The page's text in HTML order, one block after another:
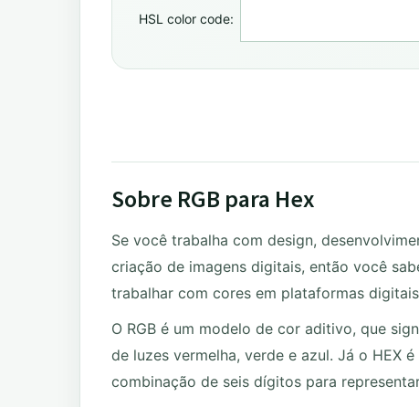
HSL color code:
Sobre RGB para Hex
Se você trabalha com design,
criação de imagens digitais, então você
trabalhar com cores em plataformas
O RGB é um modelo de cor aditivo, que
de luzes vermelha, verde e azul. Já o HEX
combinação de seis dígitos para